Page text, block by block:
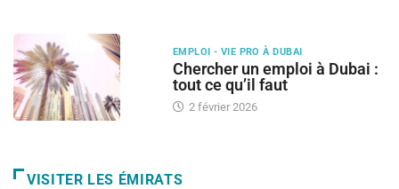
EMPLOI - VIE PRO À DUBAI
Chercher un emploi à Dubai :
tout ce qu’il faut
2 février 2026
VISITER LES ÉMIRATS